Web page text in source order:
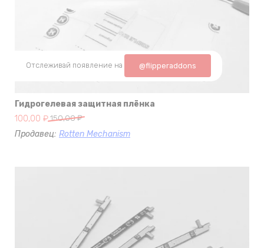
Отслеживай появление на @flipperaddons
Гидрогелевая защитная плёнка
150,00₽
Первоначальная
цена
100,00 ₽
Текущая
цена:
Продавец: Rotten Mechanism